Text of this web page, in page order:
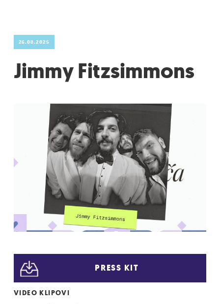
26.08.2025
Jimmy Fitzsimmons
PRESS KIT
VIDEO KLIPOVI